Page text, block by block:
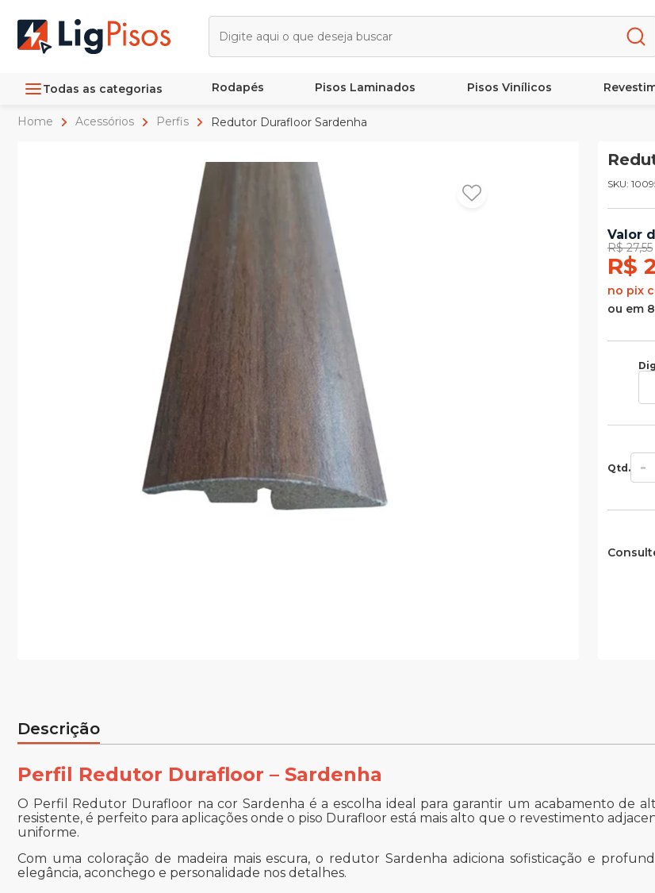
Todas as categorias Rodapés Pisos Laminados Pisos Vinílicos
Home Acessórios Perfis Redutor Durafloor Sardenha
SKU:
Valor
R$ 27,55
R$
no pix
ou em
Qtd.
Descrição
Perfil Redutor Durafloor – Sardenha
O Perfil Redutor Durafloor na cor Sardenha é a escolha ideal para garantir um acabamento de
resistente, é perfeito para aplicações onde o piso Durafloor está mais alto que o revestimento
uniforme.
Com uma coloração de madeira mais escura, o redutor Sardenha adiciona sofisticação e
elegância, aconchego e personalidade nos detalhes.